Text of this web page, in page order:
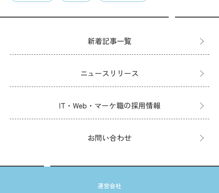
新着記事一覧
ニュースリリース
IT・Web・マーケ職の採用情報
お問い合わせ
運営会社